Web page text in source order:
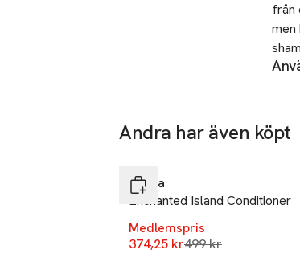
från
men
Andra har även köpt
Rahua
Enchanted Island Conditioner
Medlemspris
374,25 krLägsta pris 30 dagar
499 kr